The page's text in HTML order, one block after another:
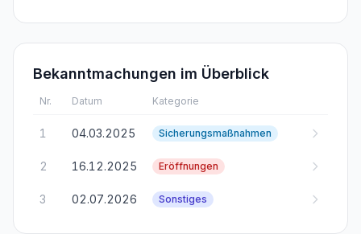
Bekanntmachungen im Überblick
Nr. Datum Kategorie
1 04.03.2025 Sicherungsmaßnahmen
2 16.12.2025 Eröffnungen
3 02.07.2026 Sonstiges